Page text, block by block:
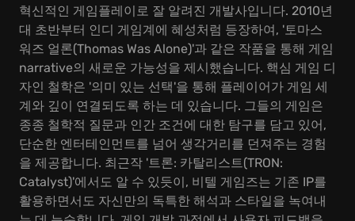
혁신적인 게임플레이로 잘 알려진 개발사입니다. 2010년
대 초반부터 인디 게임계에 혜성처럼 등장하여, '토마스
워즈 얼론(Thomas Was Alone)'과 같은 작품을 통해 게임
narrative의 새로운 가능성을 제시했습니다. 핵심 게임 디
자인 철학은 '의미 있는 선택'을 통해 플레이어가 게임 세
계와 깊이 연결되도록 하는 데 있습니다. 그들의 게임은
종종 철학적 질문과 인간 조건에 대한 탐구를 담고 있어,
단순한 엔터테인먼트를 넘어 생각거리를 던져주는 경험
을 제공합니다. 최근작 '트론: 카탈리스트(TRON:
Catalyst)'에서도 알 수 있듯이, 비텔 게임즈는 기존 IP를
활용하면서도 자신만의 독특한 해석과 스타일을 녹여내